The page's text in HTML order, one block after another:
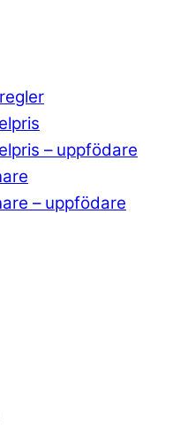
– uppfödare
– uppfödare